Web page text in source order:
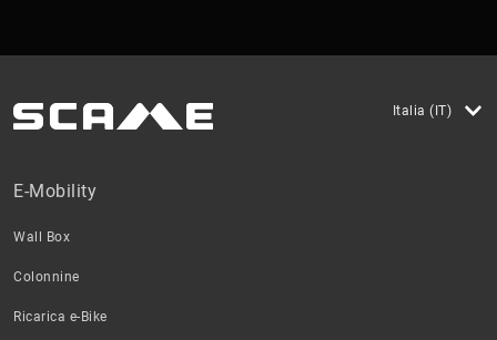
Italia (IT)
E-Mobility
Wall Box
Colonnine
Ricarica e-Bike